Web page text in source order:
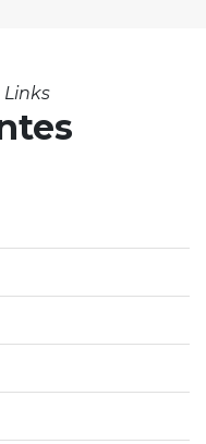
Links